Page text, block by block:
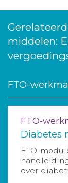
middelen:
FTO-
FTO-
Diabetes
FTO-
over